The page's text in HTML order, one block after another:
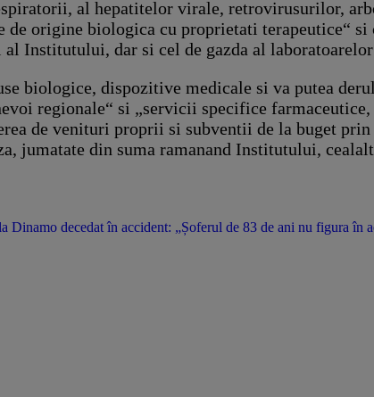
al hepatitelor virale, retrovirusurilor,
origine biologica cu proprietati terapeutice“
Institutului, dar si cel de gazda al
biologice, dispozitive medicale si va putea
regionale“ si „servicii specifice
de venituri proprii si subventii de la buget
jumatate din suma ramanand Institutului,
Dinamo decedat în accident: „Șoferul de 83 de ani nu figura în